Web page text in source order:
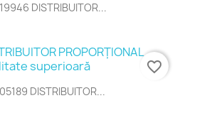
DISTRIBUITOR...
DISTRIBUITOR...
favorite_border